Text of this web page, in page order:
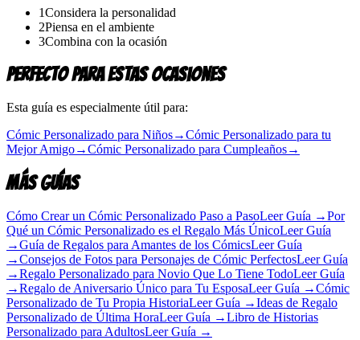
1Considera la personalidad
2Piensa en el ambiente
3Combina con la ocasión
Perfecto Para Estas Ocasiones
Esta guía es especialmente útil para:
Cómic Personalizado para Niños→Cómic Personalizado para tu
Mejor Amigo→Cómic Personalizado para Cumpleaños→
Más Guías
Cómo Crear un Cómic Personalizado Paso a PasoLeer Guía →Por
Qué un Cómic Personalizado es el Regalo Más ÚnicoLeer Guía
→Guía de Regalos para Amantes de los CómicsLeer Guía
→Consejos de Fotos para Personajes de Cómic PerfectosLeer Guía
→Regalo Personalizado para Novio Que Lo Tiene TodoLeer Guía
→Regalo de Aniversario Único para Tu EsposaLeer Guía →Cómic
Personalizado de Tu Propia HistoriaLeer Guía →Ideas de Regalo
Personalizado de Última HoraLeer Guía →Libro de Historias
Personalizado para AdultosLeer Guía →